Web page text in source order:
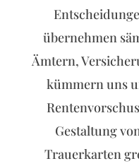
übernehmen
Ämtern,
kümmern uns
Gestaltung
Trauerkarten